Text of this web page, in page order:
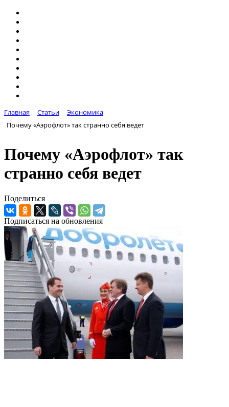
Главная Статьи
Экономика
Почему «Аэрофлот» так странно себя ведет
Почему «Аэрофлот» так
странно себя ведет
Поделиться
Подписаться на обновления